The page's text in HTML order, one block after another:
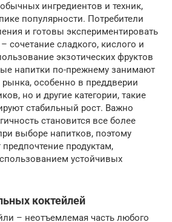
ингредиентов и техник,
популярности. Потребители
и готовы экспериментировать
сочетание сладкого, кислого и
экзотических фруктов
напитки по-прежнему занимают
особенно в преддверии
но и другие категории, такие
стабильный рост. Важно
становится все более
выборе напитков, поэтому
продуктам,
устойчивых
коктейлей
– неотъемлемая часть любого